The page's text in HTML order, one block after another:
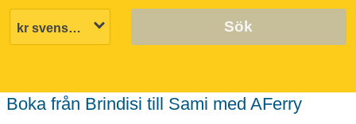
Sök
Boka från Brindisi till Sami med AFerry